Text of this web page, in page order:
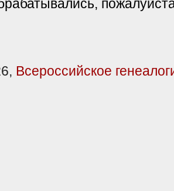
Всероссийское